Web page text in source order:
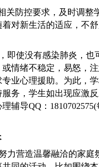
关防控要求，及时调整
对新生活的适应，不
即使没有感染肺炎，也
情绪不稳定，易怒，
业心理援助。为此，
务，学生如出现应激
辅导QQ：1810702575(
力营造温馨融洽的家庭